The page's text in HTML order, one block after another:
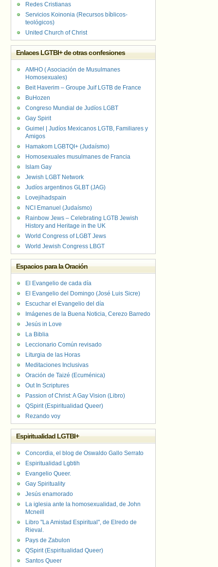
Redes Cristianas
Servicios Koinonia (Recursos bíblicos-
teológicos)
United Church of Christ
Enlaces LGTBI+ de otras confesiones
AMHO ( Asociación de Musulmanes
Homosexuales)
Beit Haverim – Groupe Juif LGTB de France
BuHozen
Congreso Mundial de Judíos LGBT
Gay Spirit
Guimel | Judíos Mexicanos LGTB, Familiares y
Amigos
Hamakom LGBTQI+ (Judaísmo)
Homosexuales musulmanes de Francia
Islam Gay
Jewish LGBT Network
Judíos argentinos GLBT (JAG)
Lovejihadspain
NCI Emanuel (Judaísmo)
Rainbow Jews – Celebrating LGTB Jewish
History and Heritage in the UK
World Congress of LGBT Jews
World Jewish Congress LBGT
Espacios para la Oración
El Evangelio de cada día
El Evangelio del Domingo (José Luis Sicre)
Escuchar el Evangelio del día
Imágenes de la Buena Noticia, Cerezo Barredo
Jesús in Love
La Biblia
Leccionario Común revisado
Liturgia de las Horas
Meditaciones Inclusivas
Oración de Taizé (Ecuménica)
Out In Scriptures
Passion of Christ: A Gay Vision (Libro)
QSpirit (Espiritualidad Queer)
Rezando voy
Espiritualidad LGTBI+
Concordia, el blog de Oswaldo Gallo Serrato
Espiritualidad Lgbtih
Evangelio Queer.
Gay Spirituality
Jesús enamorado
La iglesia ante la homosexualidad, de John
Mcneill
Libro "La Amistad Espiritual", de Elredo de
Rieval.
Pays de Zabulon
QSpirit (Espiritualidad Queer)
Santos Queer